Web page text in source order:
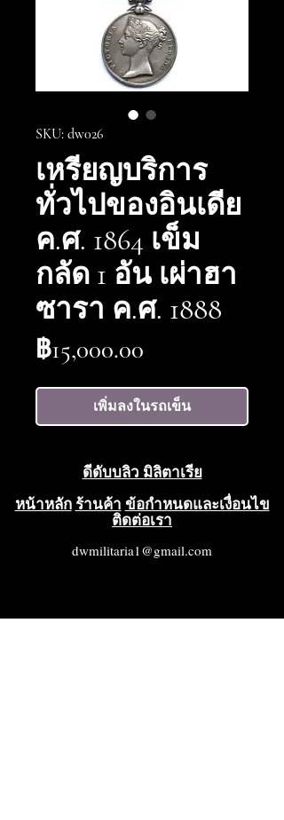
SKU: dw026
เหรียญบริการ
ทั่วไปของอินเดีย
ค.ศ. 1864 เข็ม
กลัด 1 อัน เผ่าฮา
ซารา ค.ศ. 1888
฿15,000.00
เพิ่มลงในรถเข็น
ดีดับบลิว มิลิตาเรีย
หน้าหลัก ร้านค้า ข้อกำหนดและเงื่อนไข
ติดต่อเรา
dwmilitaria1@gmail.com